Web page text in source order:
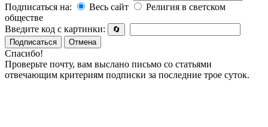
Подписаться на:
Весь сайт
Религия в светском
обществе
Введите код с картинки:
🔄
Подписаться
Отмена
Спасибо!
Проверьте почту, вам выслано письмо со статьями
отвечающим критериям подписки за последние трое суток.